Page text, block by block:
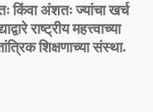
अंशतः ज्यांचा खर्च
राष्ट्रीय महत्त्वाच्या
शिक्षणाच्या संस्था.